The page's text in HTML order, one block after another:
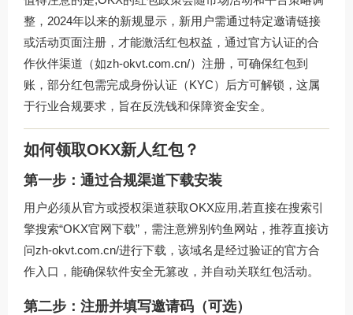
整，2024年以来的新规显示，新用户需通过特定邀请链接
或活动页面注册，才能激活红包权益，通过官方认证的合
作伙伴渠道（如zh-okvt.com.cn/）注册，可确保红包到
账，部分红包需完成身份认证（KYC）后方可解锁，这属
于行业合规要求，旨在反洗钱和保障资金安全。
如何领取OKX新人红包？
第一步：通过合规渠道下载安装
用户必须从官方或授权渠道获取OKX应用,若直接在搜索引
擎搜索“OKX官网下载”，需注意辨别钓鱼网站，推荐直接访
问zh-okvt.com.cn/进行下载，该域名是经过验证的官方合
作入口，能确保软件安全无篡改，并自动关联红包活动。
第二步：注册并填写邀请码（可选）